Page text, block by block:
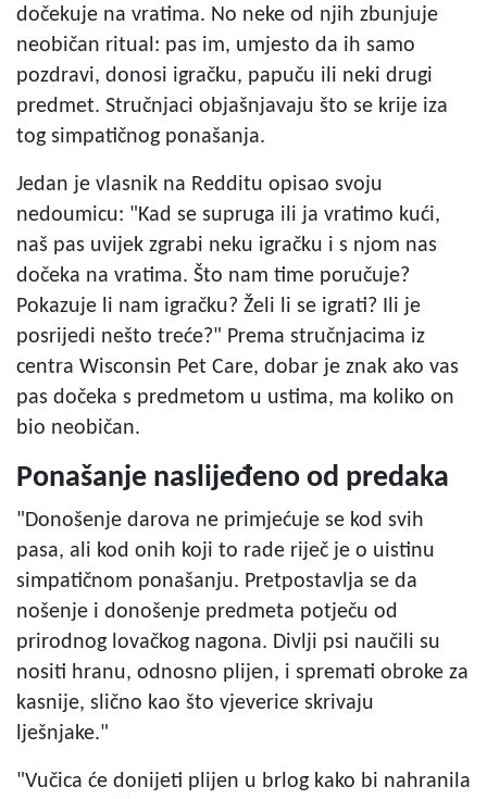
dočekuje na vratima. No neke od njih zbunjuje
neobičan ritual: pas im, umjesto da ih samo
pozdravi, donosi igračku, papuču ili neki drugi
predmet. Stručnjaci objašnjavaju što se krije iza
tog simpatičnog ponašanja.
Jedan je vlasnik na Redditu opisao svoju
nedoumicu: "Kad se supruga ili ja vratimo kući,
naš pas uvijek zgrabi neku igračku i s njom nas
dočeka na vratima. Što nam time poručuje?
Pokazuje li nam igračku? Želi li se igrati? Ili je
posrijedi nešto treće?" Prema stručnjacima iz
centra Wisconsin Pet Care, dobar je znak ako vas
pas dočeka s predmetom u ustima, ma koliko on
bio neobičan.
Ponašanje naslijeđeno od predaka
"Donošenje darova ne primjećuje se kod svih
pasa, ali kod onih koji to rade riječ je o uistinu
simpatičnom ponašanju. Pretpostavlja se da
nošenje i donošenje predmeta potječu od
prirodnog lovačkog nagona. Divlji psi naučili su
nositi hranu, odnosno plijen, i spremati obroke za
kasnije, slično kao što vjeverice skrivaju
lješnjake."
"Vučica će donijeti plijen u brlog kako bi nahranila